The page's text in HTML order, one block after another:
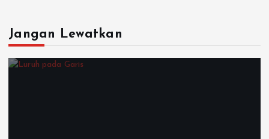
Jangan Lewatkan